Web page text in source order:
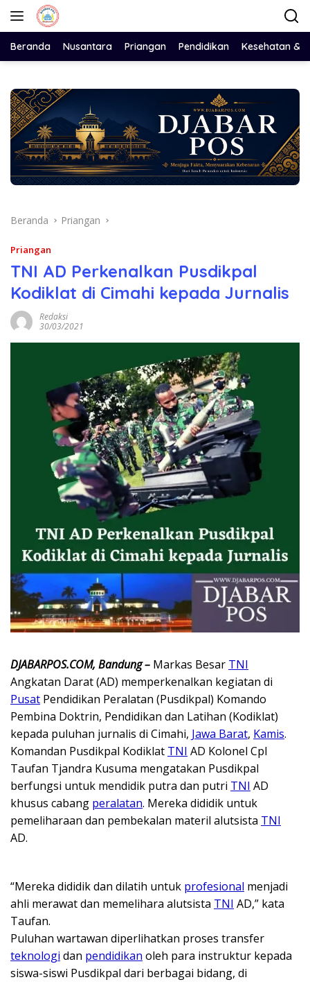
Langsung
Beranda Nusantara Priangan Pendidikan Kesehatan &
Beranda Priangan
Priangan
TNI AD Perkenalkan Pusdikpal
Kodiklat di Cimahi kepada Jurnalis
Redaksi
30/03/2021
DJABARPOS.COM, Bandung – Markas Besar TNI
Angkatan Darat (AD) memperkenalkan kegiatan di
Pusat Pendidikan Peralatan (Pusdikpal) Komando
Pembina Doktrin, Pendidikan dan Latihan (Kodiklat)
kepada puluhan jurnalis di Cimahi, Jawa Barat, Kamis.
Komandan Pusdikpal Kodiklat TNI AD Kolonel Cpl
Taufan Tjandra Kusuma mengatakan Pusdikpal
berfungsi untuk mendidik putra dan putri TNI AD
khusus cabang peralatan. Mereka dididik untuk
pemeliharaan dan pembekalan materil alutsista TNI
AD.
“Mereka dididik dan dilatih untuk profesional menjadi
ahli merawat dan memelihara alutsista TNI AD,” kata
Taufan.
Puluhan wartawan diperlihatkan proses transfer
teknologi dan pendidikan oleh para instruktur kepada
siswa-siswi Pusdikpal dari berbagai bidang, di